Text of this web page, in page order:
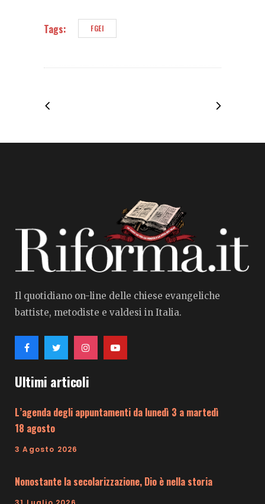
Tags: FGEI
Il quotidiano on-line delle chiese evangeliche
battiste, metodiste e valdesi in Italia.
Ultimi articoli
L’agenda degli appuntamenti da lunedì 3 a martedì
18 agosto
3 Agosto 2026
Nonostante la secolarizzazione, Dio è nella storia